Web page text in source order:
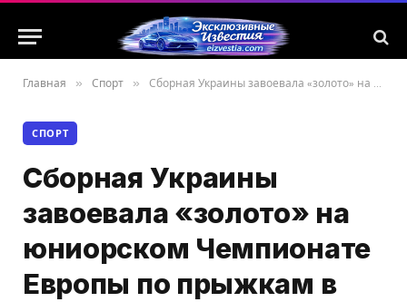
Главная » Спорт » Сборная Украины завоевала «золото» на юниорском Чемпионате Европы по прыжкам в воду
СПОРТ
Сборная Украины
завоевала «золото» на
юниорском Чемпионате
Европы по прыжкам в